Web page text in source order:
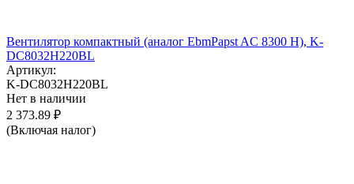
Вентилятор компактный (аналог EbmPapst AC 8300 H), K-
DC8032H220BL
Артикул:
K-DC8032H220BL
Нет в наличии
2 373.89 ₽
(Включая налог)